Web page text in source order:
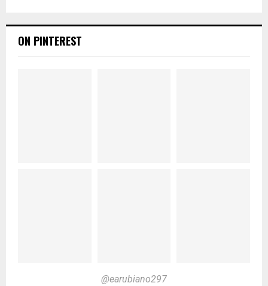
ON PINTEREST
@earubiano297